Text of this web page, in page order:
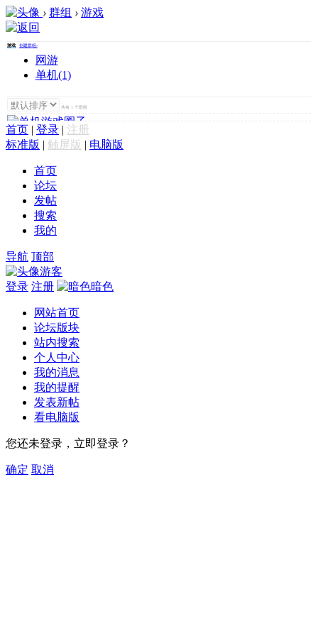
› 群组 › 游戏
游戏 创建群组›
网游
单机(1)
共有 1 个群组
单机游戏圈子
成员：1 主题：0
首页 | 登录 | 注册
标准版 | 触屏版 | 电脑版
首页
论坛
发帖
搜索
我的
导航 顶部
游客
登录 注册 暗色
网站首页
论坛版块
站内搜索
个人中心
我的消息
我的提醒
发表新帖
看电脑版
您还未登录，立即登录？
确定 取消